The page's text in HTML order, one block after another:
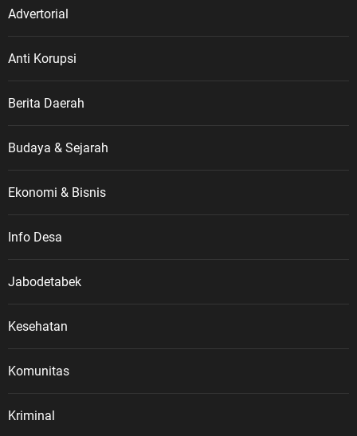
Advertorial
Anti Korupsi
Berita Daerah
Budaya & Sejarah
Ekonomi & Bisnis
Info Desa
Jabodetabek
Kesehatan
Komunitas
Kriminal